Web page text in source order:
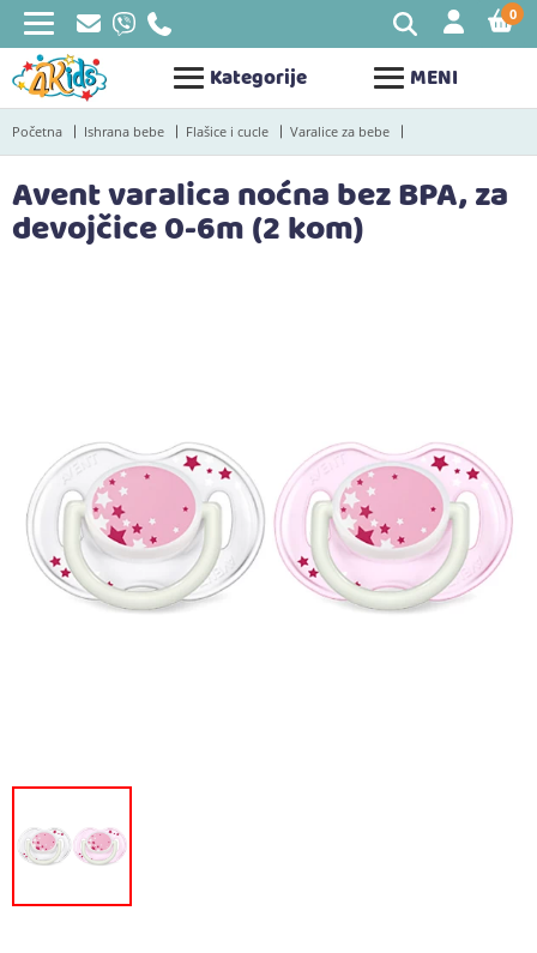
Kategorije MENI
0
Početna Ishrana bebe Flašice i cucle Varalice za bebe
Avent varalica noćna bez BPA, za
devojčice 0-6m (2 kom)